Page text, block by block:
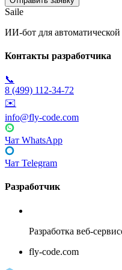
Saile
ИИ-бот для
Контакты разработчика
📞
8 (499) 112-34-72
✉️
info@fly-code.com
Чат WhatsApp
Чат Telegram
Разработчик
Разработка веб-
fly-code.com